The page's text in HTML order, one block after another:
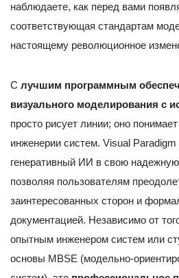
наблюдаете, как перед вами
соответствующая стандартам
настоящему революционное
С лучшим программным
визуального моделирования с
просто рисует линии; оно
инженерии систем. Visual
генеративный ИИ в свою
позволяя пользователям
заинтересованных сторон и
документацией. Независимо от
опытным инженером систем или
основы MBSE (модельно-